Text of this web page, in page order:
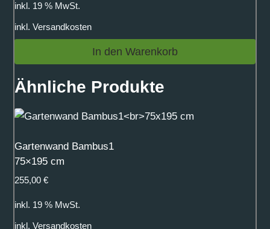
inkl. 19 % MwSt.
inkl. Versandkosten
In den Warenkorb
Ähnliche Produkte
Gartenwand Bambus1
75×195 cm
255,00 €
inkl. 19 % MwSt.
inkl. Versandkosten